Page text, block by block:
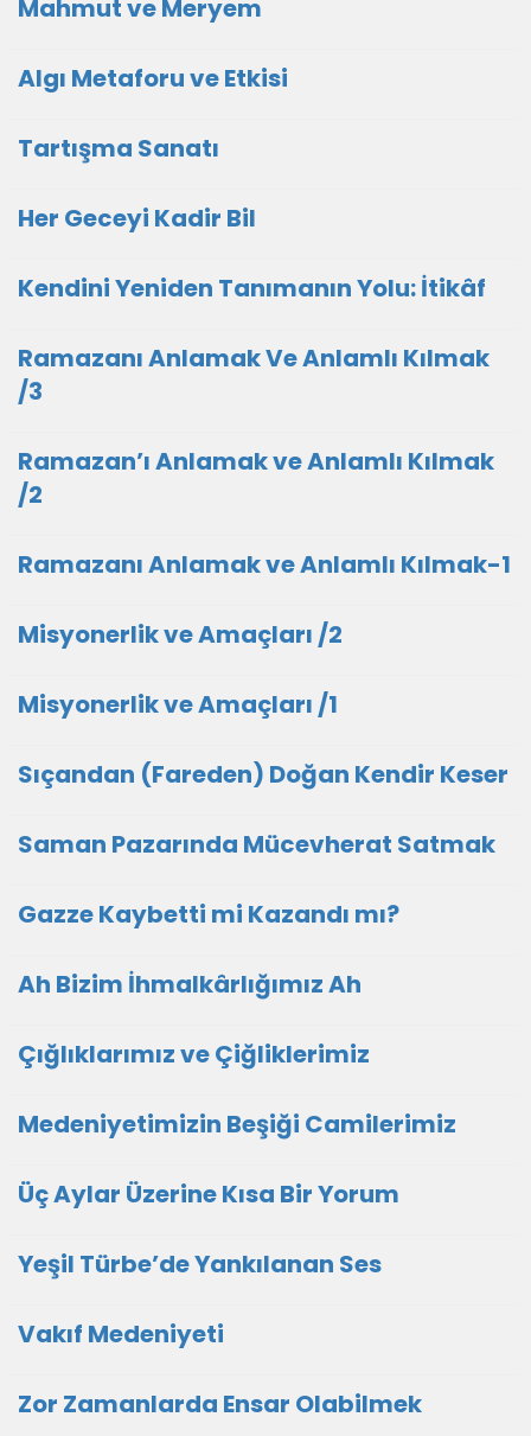
Mahmut ve Meryem
Algı Metaforu ve Etkisi
Tartışma Sanatı
Her Geceyi Kadir Bil
Kendini Yeniden Tanımanın Yolu: İtikâf
Ramazanı Anlamak Ve Anlamlı Kılmak
/3
Ramazan’ı Anlamak ve Anlamlı Kılmak
/2
Ramazanı Anlamak ve Anlamlı Kılmak-1
Misyonerlik ve Amaçları /2
Misyonerlik ve Amaçları /1
Sıçandan (Fareden) Doğan Kendir Keser
Saman Pazarında Mücevherat Satmak
Gazze Kaybetti mi Kazandı mı?
Ah Bizim İhmalkârlığımız Ah
Çığlıklarımız ve Çiğliklerimiz
Medeniyetimizin Beşiği Camilerimiz
Üç Aylar Üzerine Kısa Bir Yorum
Yeşil Türbe’de Yankılanan Ses
Vakıf Medeniyeti
Zor Zamanlarda Ensar Olabilmek